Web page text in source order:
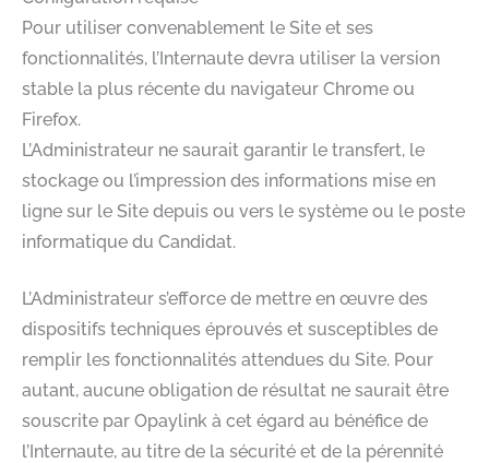
Pour utiliser convenablement le Site et ses
fonctionnalités, l’Internaute devra utiliser la version
stable la plus récente du navigateur Chrome ou
Firefox.
L’Administrateur ne saurait garantir le transfert, le
stockage ou l’impression des informations mise en
ligne sur le Site depuis ou vers le système ou le poste
informatique du Candidat.
L’Administrateur s’efforce de mettre en œuvre des
dispositifs techniques éprouvés et susceptibles de
remplir les fonctionnalités attendues du Site. Pour
autant, aucune obligation de résultat ne saurait être
souscrite par Opaylink à cet égard au bénéfice de
l’Internaute, au titre de la sécurité et de la pérennité